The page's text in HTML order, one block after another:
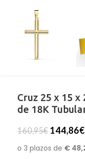
Cruz 25 x 15
de 18K
160,95€ 144,86€